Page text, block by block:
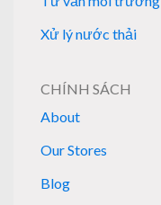
Xử lý nước thải
CHÍNH SÁCH
About
Our Stores
Blog